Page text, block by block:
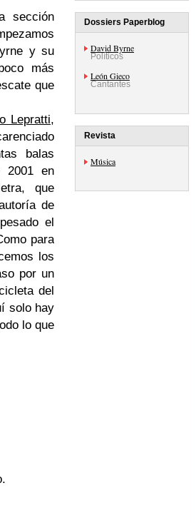
sección
y su
más
que
Lepratti,
balas
2001 en
que
de
el
para
los
por un
del
solo hay
lo que
Dossiers Paperblog
David Byrne
Políticos
León Gieco
Cantantes
Revista
Música